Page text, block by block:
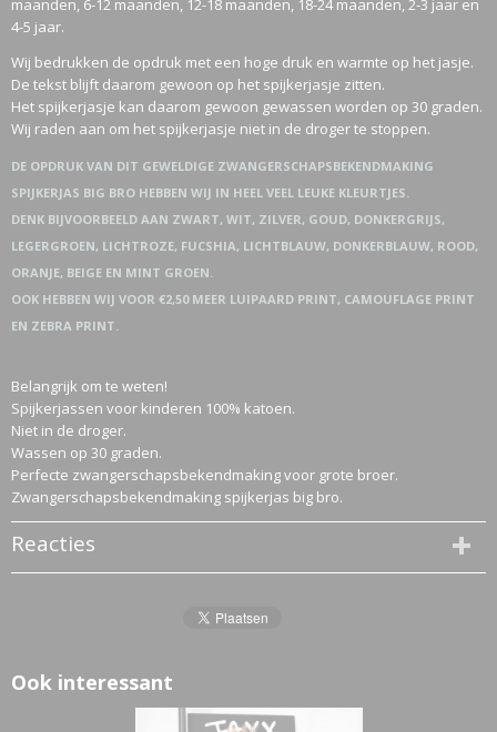
maanden, 6-12 maanden, 12-18 maanden, 18-24 maanden, 2-3 jaar en
4-5 jaar.
Wij bedrukken de opdruk met een hoge druk en warmte op het jasje.
De tekst blijft daarom gewoon op het spijkerjasje zitten.
Het spijkerjasje kan daarom gewoon gewassen worden op 30 graden.
Wij raden aan om het spijkerjasje niet in de droger te stoppen.
DE OPDRUK VAN DIT GEWELDIGE ZWANGERSCHAPSBEKENDMAKING
SPIJKERJAS BIG BRO HEBBEN WIJ IN HEEL VEEL LEUKE KLEURTJES.
DENK BIJVOORBEELD AAN ZWART, WIT, ZILVER, GOUD, DONKERGRIJS,
LEGERGROEN, LICHTROZE, FUCSHIA, LICHTBLAUW, DONKERBLAUW, ROOD,
ORANJE, BEIGE EN MINT GROEN.
OOK HEBBEN WIJ VOOR €2,50 MEER LUIPAARD PRINT, CAMOUFLAGE PRINT
EN ZEBRA PRINT.
Belangrijk om te weten!
Spijkerjassen voor kinderen 100% katoen.
Niet in de droger.
Wassen op 30 graden.
Perfecte zwangerschapsbekendmaking voor grote broer.
Zwangerschapsbekendmaking spijkerjas big bro.
Reacties
Ook interessant